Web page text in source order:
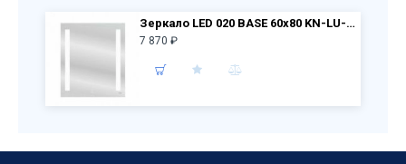
Зеркало LED 020 BASE 60х80 KN-LU-LED020*60-b-Os
7 870 ₽